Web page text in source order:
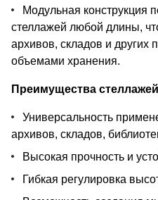
Модульная конструкция
стеллажей любой длины,
архивов, складов и
объемами хранения.
Преимущества
Универсальность
архивов, складов,
Высокая прочность и
Гибкая регулировка